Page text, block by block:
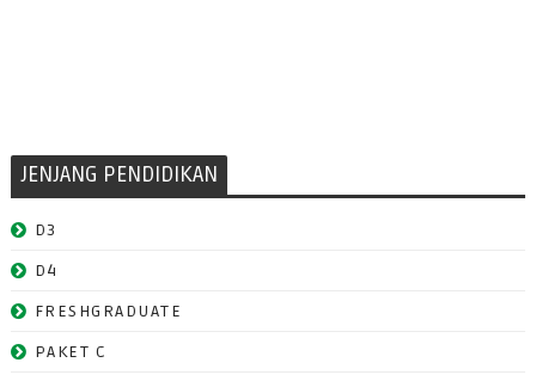
JENJANG PENDIDIKAN
D3
D4
FRESHGRADUATE
PAKET C